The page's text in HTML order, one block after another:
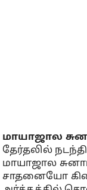
மாயாஜால
தேர்தலில்
மாயாஜால
சாதனையோ